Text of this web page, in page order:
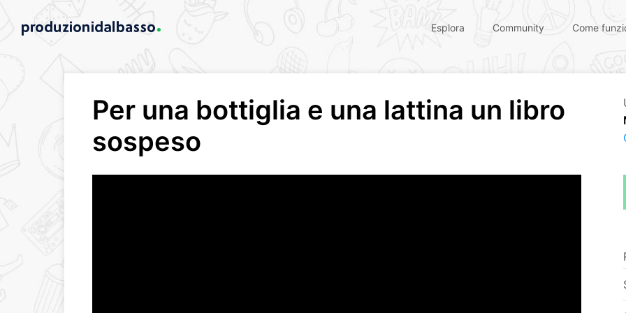
Esplora Community Come
Per una bottiglia e una lattina un libro
sospeso